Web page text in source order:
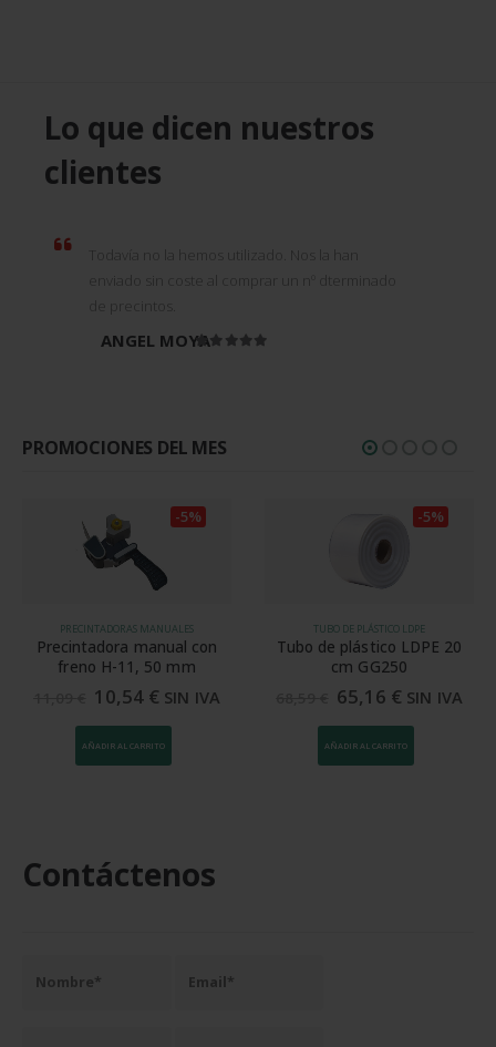
Lo que dicen nuestros
clientes
Todavía no la hemos utilizado. Nos la han
enviado sin coste al comprar un nº dterminado
de precintos.
ANGEL MOYA
PROMOCIONES DEL MES
PRECINTADORAS MANUALES
Precintadora manual con
freno H-11, 50 mm
10,54 € SIN IVA
-5%
AÑADIR AL CARRITO
TUBO DE PLÁSTICO LDPE
Tubo de plástico LDPE 20
cm GG250
65,16 € SIN IVA
-5%
AÑADIR AL CARRITO
Contáctenos